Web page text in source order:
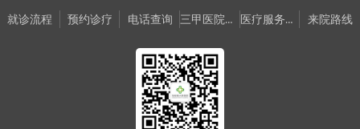
就诊流程 预约诊疗 电话查询 三甲医院专家坐诊信息 医疗服务提升年网络意见箱 来院路线